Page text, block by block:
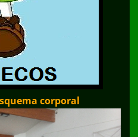
corporal